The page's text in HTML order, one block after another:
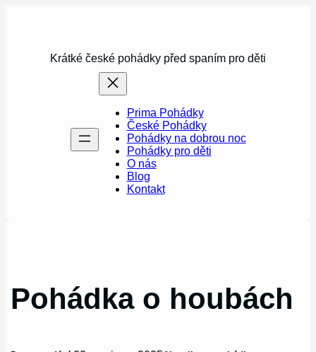
Krátké české pohádky před spaním pro děti
Prima Pohádky
České Pohádky
Pohádky na dobrou noc
Pohádky pro děti
O nás
Blog
Kontakt
Pohádka o houbách